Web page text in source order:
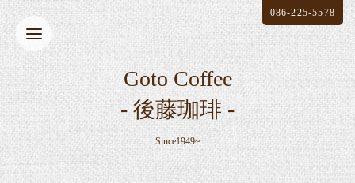
Goto Coffee
- 後藤珈琲 -
Since1949~
086-225-5578